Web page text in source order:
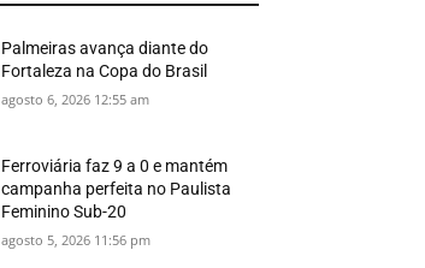
Palmeiras avança diante do
Fortaleza na Copa do Brasil
agosto 6, 2026 12:55 am
Ferroviária faz 9 a 0 e mantém
campanha perfeita no Paulista
Feminino Sub-20
agosto 5, 2026 11:56 pm